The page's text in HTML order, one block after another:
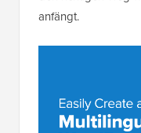
anfängt.